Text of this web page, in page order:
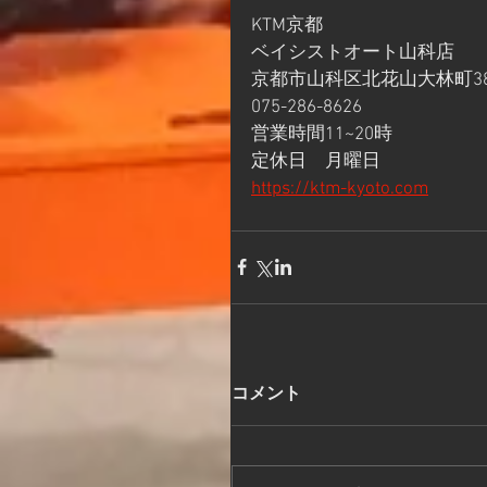
KTM京都
ベイシストオート山科店
京都市山科区北花山大林町
075-286-8626
営業時間11~20時
定休日　月曜日
https://ktm-kyoto.com
コメント